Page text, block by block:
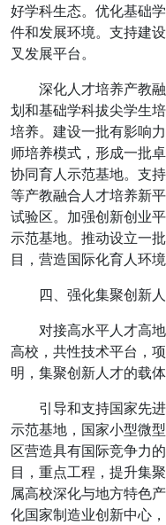
好学科生态。优化基础
件和发展环境。支持建
叉发展平台。
深化人才培养产教融
划和基础学科拔尖学生
培养。建设一批有影响
师培养模式，形成一批
协同育人示范基地。支
等产教融合人才培养新
试验区。加强创新创业
示范基地。推动设立一
目，营造国际化育人环境
四、强化集聚创新
对接高水平人才高地
高校，共性技术平台，
明，集聚创新人才的载体
引导和支持国家先进
示范基地，国家小型微
区营造具有国际竞争力
目，重点工程，提升集
属高校深化与地方特色
化国家制造业创新中心